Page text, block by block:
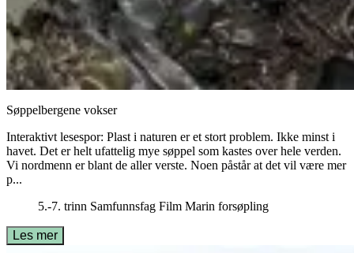
Søppelbergene vokser
Interaktivt lesespor: Plast i naturen er et stort problem. Ikke minst i
havet. Det er helt ufattelig mye søppel som kastes over hele verden.
Vi nordmenn er blant de aller verste. Noen påstår at det vil være mer
p...
5.-7. trinn Samfunnsfag Film Marin forsøpling
Les mer